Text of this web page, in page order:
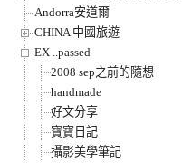
Andorra安道爾
CHINA 中國旅遊
EX ..passed
2008 sep之前的隨想
handmade
好文分享
寶寶日記
攝影美學筆記